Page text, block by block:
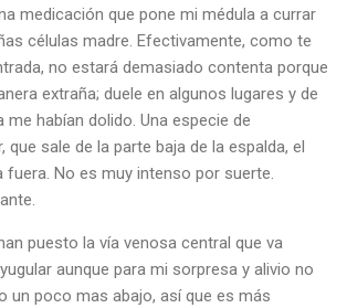
medicación que pone mi médula a currar
células madre. Efectivamente, como te
no estará demasiado contenta porque
extraña; duele en algunos lugares y de
me habían dolido. Una especie de
que sale de la parte baja de la espalda, el
fuera. No es muy intenso por suerte.
puesto la vía venosa central que va
aunque para mi sorpresa y alivio no
un poco mas abajo, así que es más